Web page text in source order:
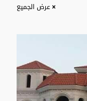
عرض الجميع